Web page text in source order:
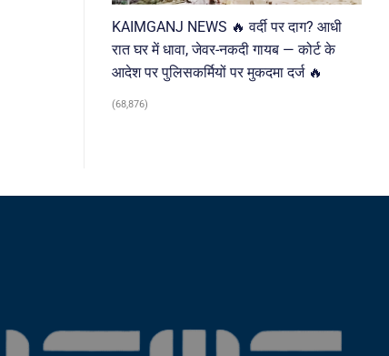
KAIMGANJ NEWS 🔥 वर्दी पर दाग? आधी
रात घर में धावा, जेवर-नकदी गायब — कोर्ट के
आदेश पर पुलिसकर्मियों पर मुकदमा दर्ज 🔥
(68,876)